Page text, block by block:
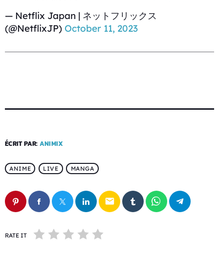
— Netflix Japan | ネットフリックス
(@NetflixJP) October 11, 2023
ÉCRIT PAR: ANIMIX
ANIME LIVE MANGA
email
RATE IT